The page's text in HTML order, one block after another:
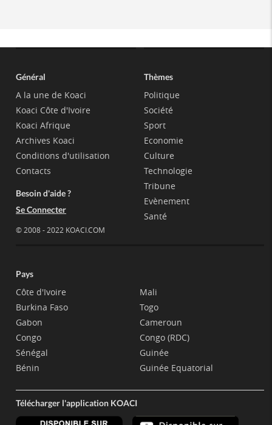
Général
A la une de Koaci
Koaci Côte d'Ivoire
Koaci Afrique
Archives Koaci
Conditions d'utilisation
Contacts
Besoin d'aide ?
Se Connecter
© 2008 - 2022 KOACI.COM
Thèmes
Politique
Société
Sport
Economie
Culture
Technologie
Tribune
Evènement
Santé
Pays
Côte d'Ivoire
Burkina Faso
Gabon
Congo
Sénégal
Bénin
Mali
Togo
Cameroun
Congo (RDC)
Guinée
Guinée Equatorial
Télécharger l'application KOACI